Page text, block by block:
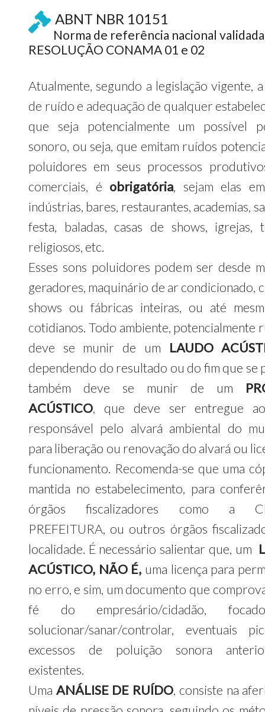
ABNT NBR 10151
Norma de referência nacional
RESOLUÇÃO CONAMA 01 e 02
Atualmente, segundo a legislação vigente,
de ruído e adequação de qualquer
que seja potencialmente um possível
sonoro, ou seja, que emitam ruídos
poluidores em seus processos
comerciais, é obrigatória, sejam elas
indústrias, bares, restaurantes, academias,
festa, baladas, casas de shows, igrejas,
religiosos, etc.
Esses sons poluidores podem ser desde
geradores, maquinário de ar condicionado,
shows ou fábricas inteiras, ou até
cotidianos. Todo ambiente, potencialmente
deve se munir de um LAUDO
dependendo do resultado ou do fim que se
também deve se munir de um
ACÚSTICO, que deve ser entregue
responsável pelo alvará ambiental do
para liberação ou renovação do alvará ou
funcionamento. Recomenda-se que uma
mantida no estabelecimento, para
órgãos fiscalizadores como a
PREFEITURA, ou outros órgãos
localidade. É necessário salientar que, um
ACÚSTICO, NÃO É, uma licença para
no erro, e sim, um documento que
fé do empresário/cidadão,
solucionar/sanar/controlar, eventuais
excessos de poluição sonora
existentes.
Uma ANÁLISE DE RUÍDO, consiste na